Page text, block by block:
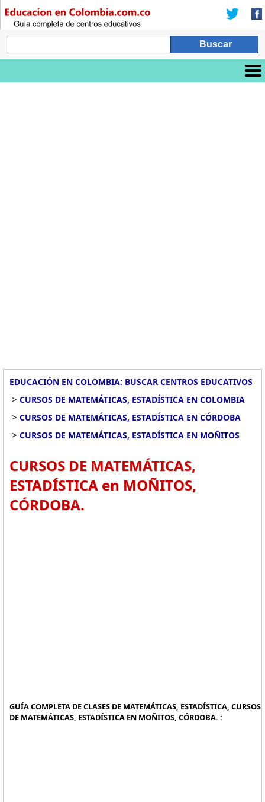
EDUCACIÓN EN COLOMBIA: BUSCAR CENTROS EDUCATIVOS
> CURSOS DE MATEMÁTICAS, ESTADÍSTICA EN COLOMBIA
> CURSOS DE MATEMÁTICAS, ESTADÍSTICA EN CÓRDOBA
> CURSOS DE MATEMÁTICAS, ESTADÍSTICA EN MOÑITOS
CURSOS DE MATEMÁTICAS,
ESTADÍSTICA en MOÑITOS,
CÓRDOBA.
GUÍA COMPLETA DE CLASES DE MATEMÁTICAS, ESTADÍSTICA, CURSOS
DE MATEMÁTICAS, ESTADÍSTICA EN MOÑITOS, CÓRDOBA. :